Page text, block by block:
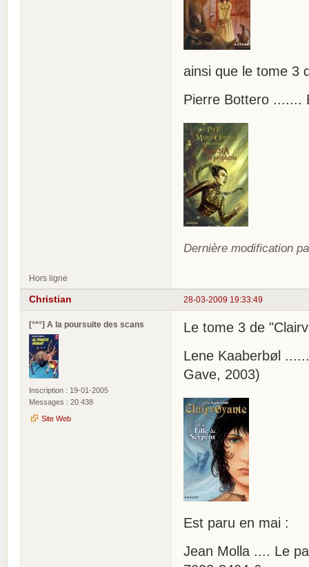
ainsi que le tome 3
Pierre Bottero .......
Dernière modification
Hors ligne
28-03-2009 19:33:49
Christian
[°*°] A la poursuite des scans
Inscription : 19-01-2005
Messages : 20 438
Site Web
Le tome 3 de
Lene Kaaberbøl
Gave, 2003)
Est paru en mai :
Jean Molla .... Le